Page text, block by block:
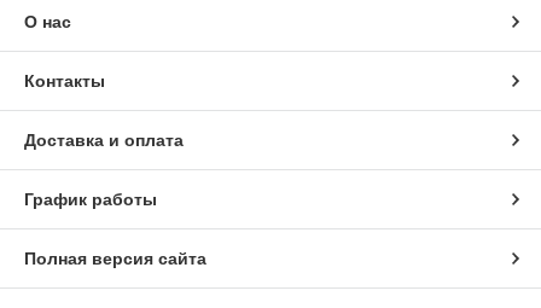
О нас
Контакты
Доставка и оплата
График работы
Полная версия сайта